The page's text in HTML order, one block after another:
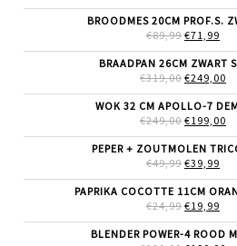
WAS:
€74,99.
IS:
BROODMES 20CM PROF.S.
€89,99
WAS:
€89,99.
€71,99
IS:
BRAADPAN 26CM ZWART
€319,00
WAS:
€319,00.
€249,00
WOK 32 CM APOLLO-7
€249,00
WAS:
€249,00.
€199,00
PEPER + ZOUTMOLEN
€49,99
WAS:
€49,99.
€39,99
IS:
PAPRIKA COCOTTE 11CM
€24,99
WAS:
€19,99
IS:
BLENDER POWER-4 ROOD